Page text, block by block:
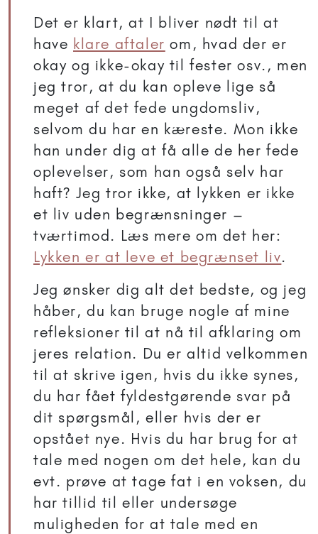
Det er klart, at I bliver nødt til at
have klare aftaler om, hvad der er
okay og ikke-okay til fester osv., men
jeg tror, at du kan opleve lige så
meget af det fede ungdomsliv,
selvom du har en kæreste. Mon ikke
han under dig at få alle de her fede
oplevelser, som han også selv har
haft? Jeg tror ikke, at lykken er ikke
et liv uden begrænsninger –
tværtimod. Læs mere om det her:
Lykken er at leve et begrænset liv.
Jeg ønsker dig alt det bedste, og jeg
håber, du kan bruge nogle af mine
refleksioner til at nå til afklaring om
jeres relation. Du er altid velkommen
til at skrive igen, hvis du ikke synes,
du har fået fyldestgørende svar på
dit spørgsmål, eller hvis der er
opstået nye. Hvis du har brug for at
tale med nogen om det hele, kan du
evt. prøve at tage fat i en voksen, du
har tillid til eller undersøge
muligheden for at tale med en